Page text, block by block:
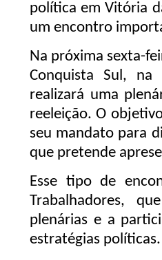
política em Vitória
um encontro
Na próxima sexta-
Conquista Sul, na
realizará uma
reeleição. O
seu mandato para
que pretende
Esse tipo de
Trabalhadores,
plenárias e a
estratégias políticas.